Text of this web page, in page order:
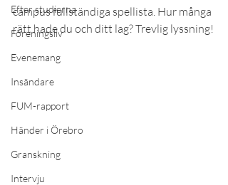
Efter studierna
Föreningsliv
Evenemang
Insändare
FUM-rapport
Händer i Örebro
Granskning
Intervju
campus fullständiga spellista. Hur många
rätt hade du och ditt lag? Trevlig lyssning!